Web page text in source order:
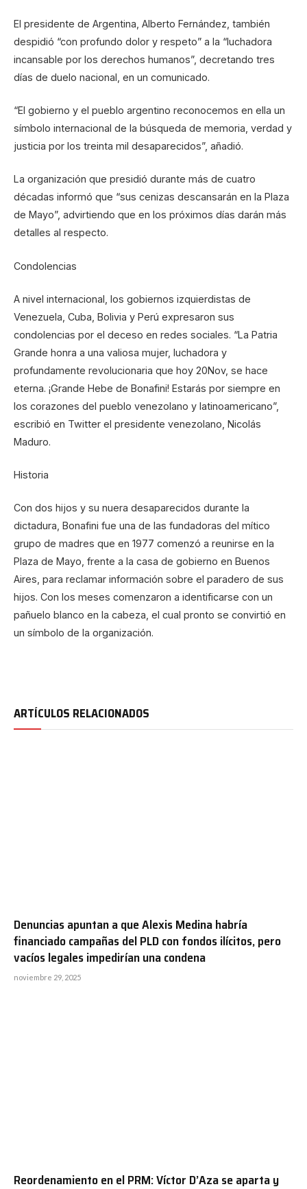
El presidente de Argentina, Alberto Fernández, también
despidió “con profundo dolor y respeto” a la “luchadora
incansable por los derechos humanos”, decretando tres
días de duelo nacional, en un comunicado.
“El gobierno y el pueblo argentino reconocemos en ella un
símbolo internacional de la búsqueda de memoria, verdad y
justicia por los treinta mil desaparecidos”, añadió.
La organización que presidió durante más de cuatro
décadas informó que “sus cenizas descansarán en la Plaza
de Mayo”, advirtiendo que en los próximos días darán más
detalles al respecto.
Condolencias
A nivel internacional, los gobiernos izquierdistas de
Venezuela, Cuba, Bolivia y Perú expresaron sus
condolencias por el deceso en redes sociales. “La Patria
Grande honra a una valiosa mujer, luchadora y
profundamente revolucionaria que hoy 20Nov, se hace
eterna. ¡Grande Hebe de Bonafini! Estarás por siempre en
los corazones del pueblo venezolano y latinoamericano”,
escribió en Twitter el presidente venezolano, Nicolás
Maduro.
Historia
Con dos hijos y su nuera desaparecidos durante la
dictadura, Bonafini fue una de las fundadoras del mítico
grupo de madres que en 1977 comenzó a reunirse en la
Plaza de Mayo, frente a la casa de gobierno en Buenos
Aires, para reclamar información sobre el paradero de sus
hijos. Con los meses comenzaron a identificarse con un
pañuelo blanco en la cabeza, el cual pronto se convirtió en
un símbolo de la organización.
ARTÍCULOS RELACIONADOS
Denuncias apuntan a que Alexis Medina habría
financiado campañas del PLD con fondos ilícitos, pero
vacíos legales impedirían una condena
noviembre 29, 2025
Reordenamiento en el PRM: Víctor D’Aza se aparta y